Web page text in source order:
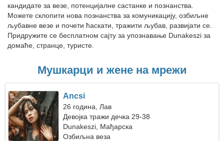
кандидате за везе, потенцијалне састанке и познанства.
Можете склопити нова познанства за комуникацију, озбиљне
љубавне везе и почети ћаскати, тражити љубав, развијати се.
Придружите се бесплатном сајту за упознавање Dunakeszi за
домаће, странце, туристе.
Мушкарци и жене на мрежи
Ancsi
26 година, Лав
Девојка тражи дечка 29-38
Dunakeszi, Мађарска
Озбиљна веза